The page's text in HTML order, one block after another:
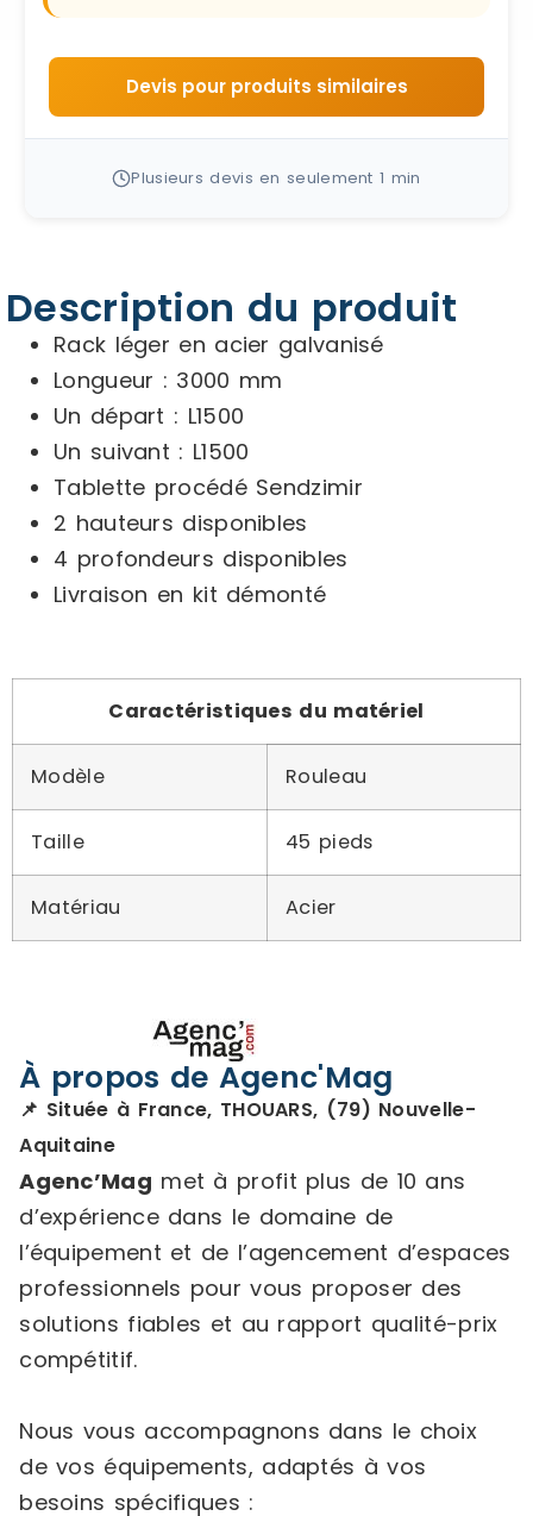
Devis pour produits similaires
Plusieurs devis en seulement 1 min
Description du produit
Rack léger en acier galvanisé
Longueur : 3000 mm
Un départ : L1500
Un suivant : L1500
Tablette procédé Sendzimir
2 hauteurs disponibles
4 profondeurs disponibles
Livraison en kit démonté
Caractéristiques du matériel
Modèle Rouleau
Taille 45 pieds
Matériau Acier
À propos de Agenc'Mag
📌 Située à France, THOUARS, (79) Nouvelle-
Aquitaine
Agenc’Mag met à profit plus de 10 ans
d’expérience dans le domaine de
l’équipement et de l’agencement d’espaces
professionnels pour vous proposer des
solutions fiables et au rapport qualité-prix
compétitif.
Nous vous accompagnons dans le choix
de vos équipements, adaptés à vos
besoins spécifiques :